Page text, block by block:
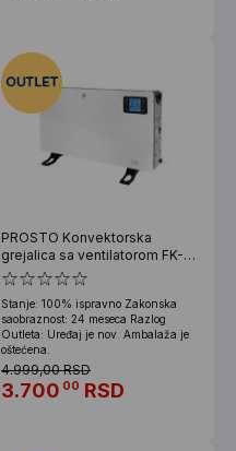
PROSTO Konvektorska
grejalica sa ventilatorom FK-
Y06D OUTLET
Stanje: 100% ispravno Zakonska
saobraznost: 24 meseca Razlog
Outleta: Uređaj je nov. Ambalaža je
oštećena.
4.999,00 RSD
3.700 00 RSD